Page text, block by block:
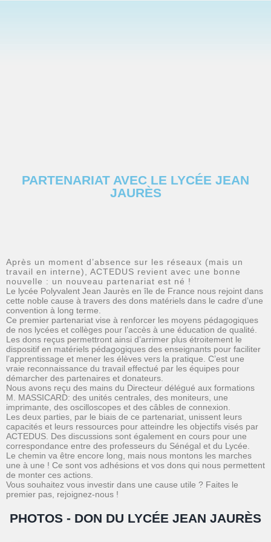
PARTENARIAT AVEC LE LYCÉE JEAN
JAURÈS
Après un moment d’absence sur les réseaux (mais un
travail en interne), ACTEDUS revient avec une bonne
nouvelle : un nouveau partenariat est né !
Le lycée Polyvalent Jean Jaurès en île de France nous rejoint dans
cette noble cause à travers des dons matériels dans le cadre d’une
convention à long terme.
Ce premier partenariat vise à renforcer les moyens pédagogiques
de nos lycées et collèges pour l’accès à une éducation de qualité.
Les dons reçus permettront ainsi d’arrimer plus étroitement le
dispositif en matériels pédagogiques des enseignants pour faciliter
l’apprentissage et mener les élèves vers la pratique. C’est une
vraie reconnaissance du travail effectué par les équipes pour
démarcher des partenaires et donateurs.
Nous avons reçu des mains du Directeur délégué aux formations
M. MASSICARD: des unités centrales, des moniteurs, une
imprimante, des oscilloscopes et des câbles de connexion.
Les deux parties, par le biais de ce partenariat, unissent leurs
capacités et leurs ressources pour atteindre les objectifs visés par
ACTEDUS. Des discussions sont également en cours pour une
correspondance entre des professeurs du Sénégal et du Lycée.
Le chemin va être encore long, mais nous montons les marches
une à une ! Ce sont vos adhésions et vos dons qui nous permettent
de monter ces actions.
Vous souhaitez vous investir dans une cause utile ? Faites le
premier pas, rejoignez-nous !
PHOTOS - DON DU LYCÉE JEAN JAURÈS